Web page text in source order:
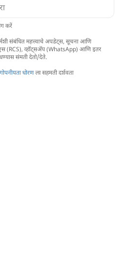
करें
संबंधित महत्त्वाचे अपडेट्स, सूचना आणि
(RCS), व्हॉट्सअ‍ॅप (WhatsApp) आणि इतर
संमती देतो/देते.
धोरणला सहमती दर्शवता